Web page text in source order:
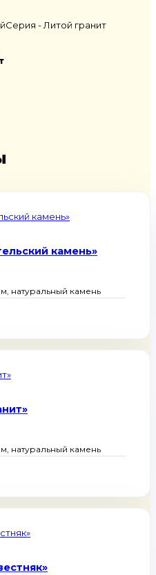
камень»
натуральный камень
натуральный камень